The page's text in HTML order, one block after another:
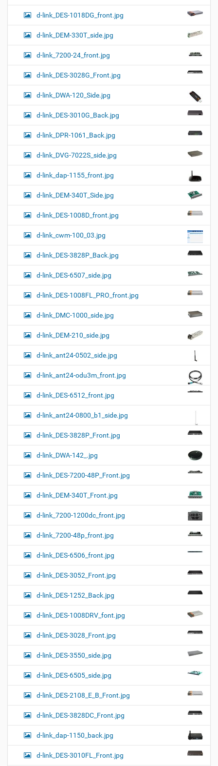
d-link_DES-1018DG_front.jpg
d-link_DEM-330T_side.jpg
d-link_7200-24_front.jpg
d-link_DES-3028G_Front.jpg
d-link_DWA-120_Side.jpg
d-link_DES-3010G_Back.jpg
d-link_DPR-1061_Back.jpg
d-link_DVG-7022S_side.jpg
d-link_dap-1155_front.jpg
d-link_DEM-340T_Side.jpg
d-link_DES-1008D_front.jpg
d-link_cwm-100_03.jpg
d-link_DES-3828P_Back.jpg
d-link_DES-6507_side.jpg
d-link_DES-1008FL_PRO_front.jpg
d-link_DMC-1000_side.jpg
d-link_DEM-210_side.jpg
d-link_ant24-0502_side.jpg
d-link_ant24-odu3m_front.jpg
d-link_DES-6512_front.jpg
d-link_ant24-0800_b1_side.jpg
d-link_DES-3828P_Front.jpg
d-link_DWA-142_.jpg
d-link_DES-7200-48P_Front.jpg
d-link_DEM-340T_Front.jpg
d-link_7200-1200dc_front.jpg
d-link_7200-48p_front.jpg
d-link_DES-6506_front.jpg
d-link_DES-3052_Front.jpg
d-link_DES-1252_Back.jpg
d-link_DES-1008DRV_font.jpg
d-link_DES-3028_Front.jpg
d-link_DES-3550_side.jpg
d-link_DES-6505_side.jpg
d-link_DES-2108_E_B_Front.jpg
d-link_DES-3828DC_Front.jpg
d-link_dap-1150_back.jpg
d-link_DES-3010FL_Front.jpg